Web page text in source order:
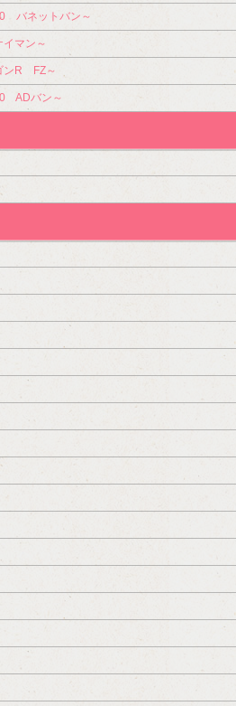
バネットバン～
マン～
ンR FZ～
ADバン～